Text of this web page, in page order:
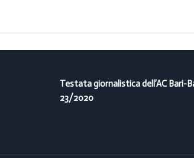
Testata giornalistica dell’AC Bari-
23/2020